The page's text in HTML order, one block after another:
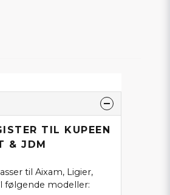
TIL KUPEEN
& JDM
til Aixam, Ligier,
følgende modeller: